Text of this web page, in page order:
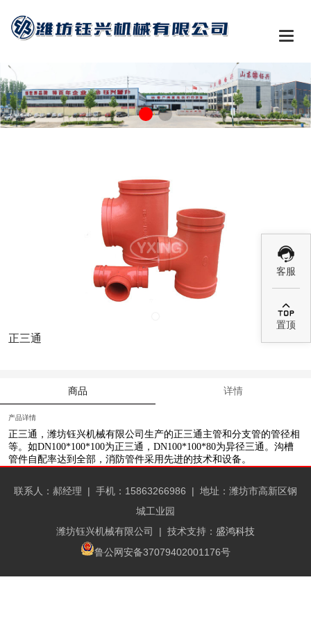

客服

置顶
正三通
商品 详情
产品详情
正三通 ， 潍坊钰兴机械有限公司 生产的正三通主管和分支管的管径相
等。如DN100*100*100为正三通，DN100*100*80为异径三通。沟槽
管件自配率达到全部，消防管件采用先进的技术和设备。
联系人：郝经理 | 手机：15863266986 | 地址：潍坊市高新区钢
城工业园
潍坊钰兴机械有限公司
| 技术支持： 盛鸿科技
鲁公网安备37079402001176号